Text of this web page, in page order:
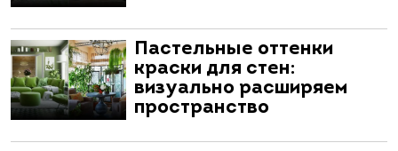
Пастельные оттенки
краски для стен:
визуально расширяем
пространство